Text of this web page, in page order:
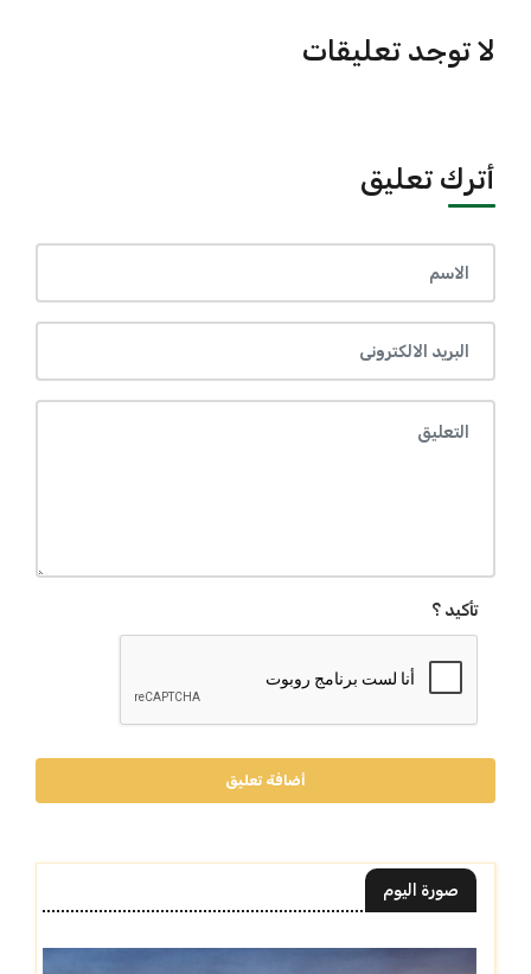
لا توجد تعليقات
أترك تعليق
تأكيد ؟
أضافة تعليق
صورة اليوم